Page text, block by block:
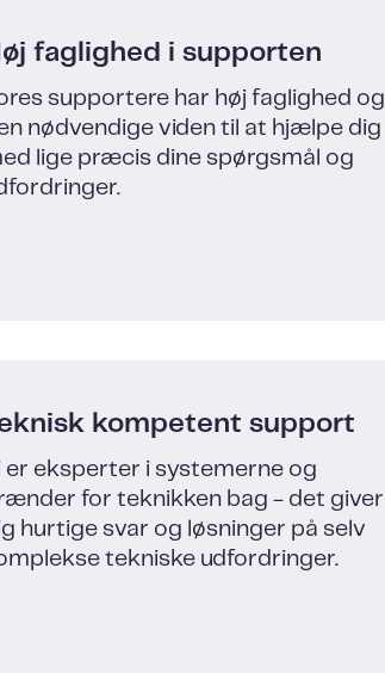
faglighed i supporten
supportere har høj faglighed og
nødvendige viden til at hjælpe dig
lige præcis dine spørgsmål og
kompetent support
er eksperter i systemerne og
for teknikken bag - det giver
hurtige svar og løsninger på selv
tekniske udfordringer.